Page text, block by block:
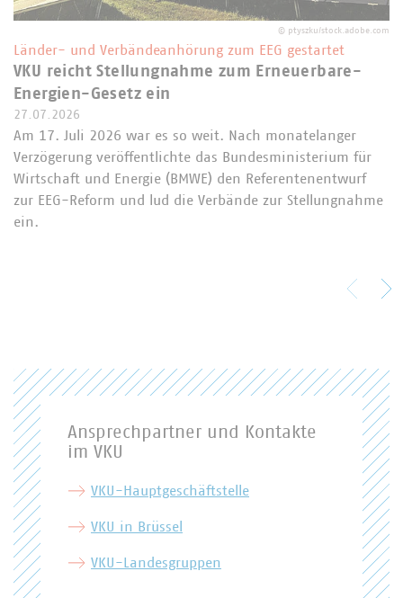
© ptyszku/stock.adobe.com
Länder- und Verbändeanhörung zum EEG gestartet
VKU reicht Stellungnahme zum Erneuerbare-
Energien-Gesetz ein
27.07.2026
Am 17. Juli 2026 war es so weit. Nach monatelanger
Verzögerung veröffentlichte das Bundesministerium für
Wirtschaft und Energie (BMWE) den Referentenentwurf
zur EEG-Reform und lud die Verbände zur Stellungnahme
ein.
Ansprechpartner und Kontakte
im VKU
VKU-Hauptgeschäftstelle
VKU in Brüssel
VKU-Landesgruppen